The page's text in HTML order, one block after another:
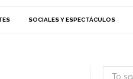
SOCIALES Y ESPECTÁCULOS
Search